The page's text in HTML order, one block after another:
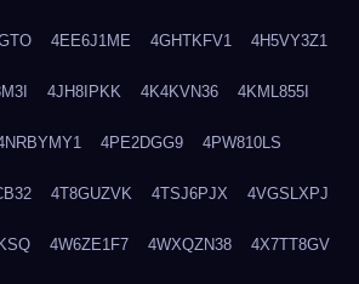
4EE6J1ME 4GHTKFV1 4H5VY3Z1
4JH8IPKK 4K4KVN36 4KML855I
4PE2DGG9 4PW810LS
4T8GUZVK 4TSJ6PJX 4VGSLXPJ
4W6ZE1F7 4WXQZN38 4X7TT8GV